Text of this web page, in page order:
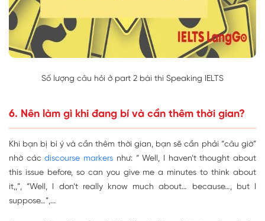
Số lượng câu hỏi ở part 2 bài thi Speaking IELTS
6. Nên làm gì khi đang bí và cần thêm thời gian?
Khi bạn bị bí ý và cần thêm thời gian, bạn sẽ cần phải “câu giờ”
nhờ cácdiscourse markers như: “ Well, I haven’t thought about
this issue before, so can you give me a minutes to think about
it,,”, “Well, I don’t really know much about… because…, but I
suppose…”,...